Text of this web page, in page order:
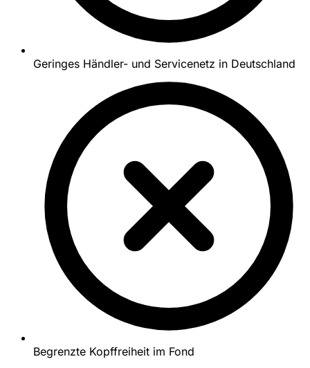
Geringes Händler- und Servicenetz in Deutschland
Begrenzte Kopffreiheit im Fond